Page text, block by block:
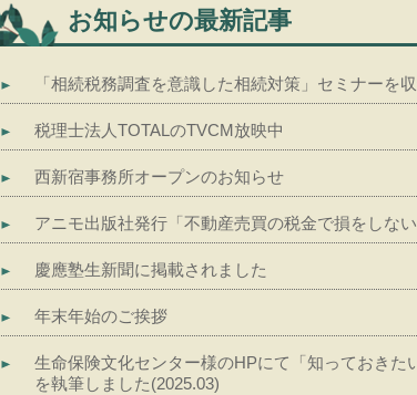
お知らせの最新記事
「相続税務調査を意識した相続対策」セミナーを
税理士法人TOTALのTVCM放映中
西新宿事務所オープンのお知らせ
アニモ出版社発行「不動産売買の税金で損をしな
慶應塾生新聞に掲載されました
年末年始のご挨拶
生命保険文化センター様のHPにて「知っておき
を執筆しました(2025.03)